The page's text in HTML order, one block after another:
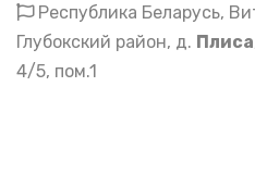
Республика Беларусь,
Глубокский район, д. Плиса
4/5, пом.1